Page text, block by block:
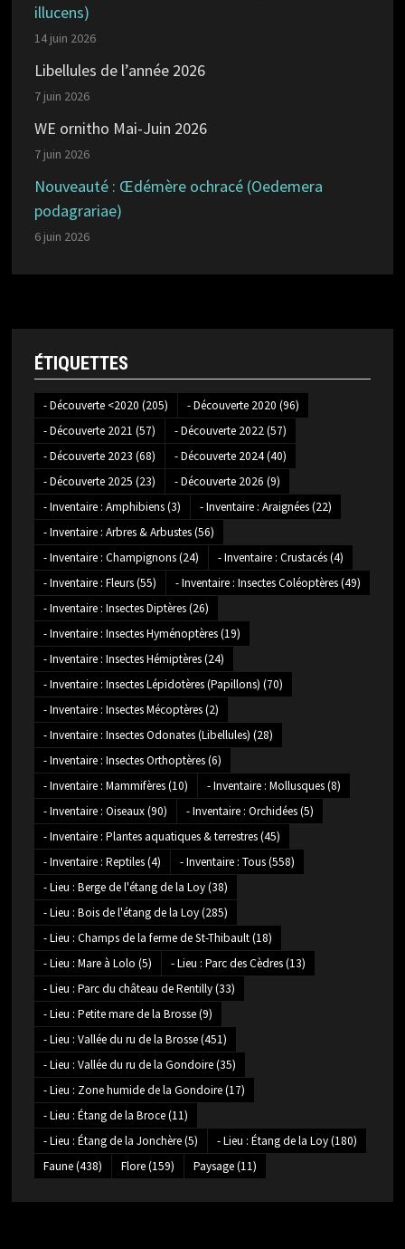
illucens)
14 juin 2026
Libellules de l’année 2026
7 juin 2026
WE ornitho Mai-Juin 2026
7 juin 2026
Nouveauté : Œdémère ochracé (Oedemera
podagrariae)
6 juin 2026
ÉTIQUETTES
- Découverte <2020 (205) - Découverte 2020 (96)
- Découverte 2021 (57) - Découverte 2022(57)
- Découverte 2023 (68) - Découverte 2024(40)
- Découverte 2025 (23) - Découverte 2026 (9)
- Inventaire : Amphibiens(3) - Inventaire : Araignées(22)
- Inventaire : Arbres & Arbustes(56)
- Inventaire : Champignons(24) - Inventaire : Crustacés(4)
- Inventaire : Fleurs(55) - Inventaire : Insectes Coléoptères(49)
- Inventaire : Insectes Diptères(26)
- Inventaire : Insectes Hyménoptères(19)
- Inventaire : Insectes Hémiptères(24)
- Inventaire : Insectes Lépidotères (Papillons) (70)
- Inventaire : Insectes Mécoptères(2)
- Inventaire : Insectes Odonates (Libellules) (28)
- Inventaire : Insectes Orthoptères(6)
- Inventaire : Mammifères(10) - Inventaire : Mollusques(8)
- Inventaire : Oiseaux(90) - Inventaire : Orchidées(5)
- Inventaire : Plantes aquatiques & terrestres(45)
- Inventaire : Reptiles(4) - Inventaire : Tous(558)
- Lieu : Berge de l'étang de la Loy(38)
- Lieu : Bois de l'étang de la Loy(285)
- Lieu : Champs de la ferme de St-Thibault(18)
- Lieu : Mare à Lolo (5) - Lieu : Parc des Cèdres(13)
- Lieu : Parc du château de Rentilly(33)
- Lieu : Petite mare de la Brosse(9)
- Lieu : Vallée du ru de la Brosse(451)
- Lieu : Vallée du ru de la Gondoire(35)
- Lieu : Zone humide de la Gondoire(17)
- Lieu : Étang de la Broce(11)
- Lieu : Étang de la Jonchère(5) - Lieu : Étang de la Loy(180)
Faune(438) Flore(159) Paysage(11)